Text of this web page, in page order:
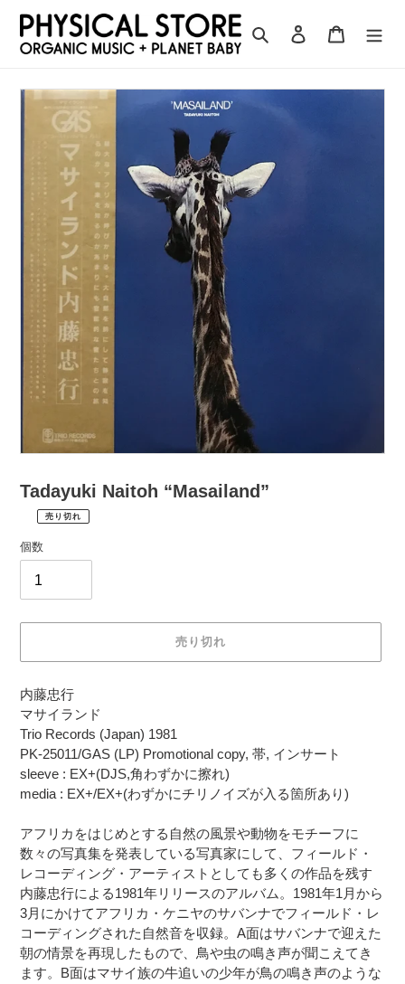
検索 ログインカート
Tadayuki Naitoh “Masailand”
常
価
格
¥1,980
売り切れ
税
込
送
手
続
き
時
に
れ
ま
す
コ
ン
デ
ィ
シ
個数
売り切れ
カ
ー
ト
に
品
を
加
す
る
内藤忠行
マサイランド
Trio Records (Japan) 1981
PK-25011/GAS (LP) Promotional copy, 帯, インサート
sleeve : EX+(DJS,角わずかに擦れ)
media : EX+/EX+(わずかにチリノイズが入る箇所あり)
アフリカをはじめとする自然の風景や動物をモチーフに
数々の写真集を発表している写真家にして、フィールド・
レコーディング・アーティストとしても多くの作品を残す
内藤忠行による1981年リリースのアルバム。1981年1月から
3月にかけてアフリカ・ケニヤのサバンナでフィールド・レ
コーディングされた自然音を収録。A面はサバンナで迎えた
朝の情景を再現したもので、鳥や虫の鳴き声が聞こえてき
ます。B面はマサイ族の牛追いの少年が鳥の鳴き声のような